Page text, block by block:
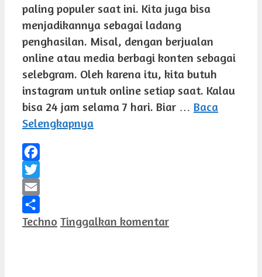
paling populer saat ini. Kita juga bisa
menjadikannya sebagai ladang
penghasilan. Misal, dengan berjualan
online atau media berbagi konten sebagai
selebgram. Oleh karena itu, kita butuh
instagram untuk online setiap saat. Kalau
bisa 24 jam selama 7 hari. Biar … Baca
Selengkapnya
Facebook
Twitter
Email
Share
Kategori
Techno Tinggalkan komentar